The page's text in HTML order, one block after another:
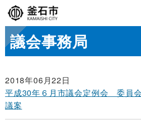
議会事務局
2018年06月22日
平成30年６月市議会定例会 委員
議案